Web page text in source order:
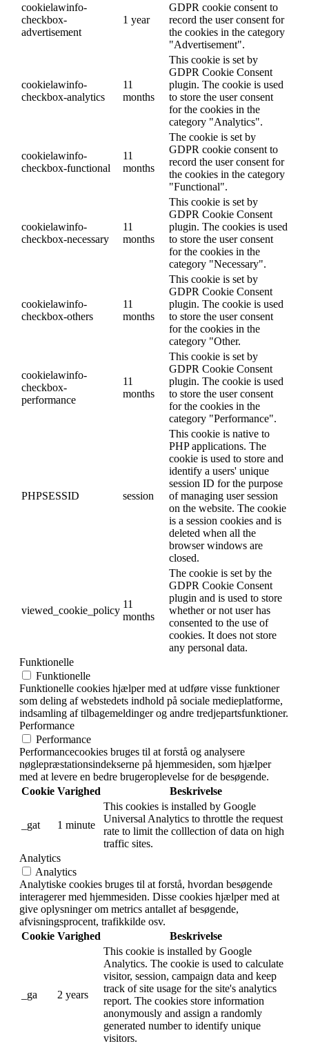
cookielawinfo-
checkbox-
advertisement
1 year
GDPR cookie consent to
record the user consent for
the cookies in the category
"Advertisement".
cookielawinfo-
checkbox-analytics
11
months
This cookie is set by
GDPR Cookie Consent
plugin. The cookie is used
to store the user consent
for the cookies in the
category "Analytics".
cookielawinfo-
checkbox-functional
11
months
The cookie is set by
GDPR cookie consent to
record the user consent for
the cookies in the category
"Functional".
cookielawinfo-
checkbox-necessary
11
months
This cookie is set by
GDPR Cookie Consent
plugin. The cookies is used
to store the user consent
for the cookies in the
category "Necessary".
cookielawinfo-
checkbox-others
11
months
This cookie is set by
GDPR Cookie Consent
plugin. The cookie is used
to store the user consent
for the cookies in the
category "Other.
cookielawinfo-
checkbox-
performance
11
months
This cookie is set by
GDPR Cookie Consent
plugin. The cookie is used
to store the user consent
for the cookies in the
category "Performance".
PHPSESSID session
This cookie is native to
PHP applications. The
cookie is used to store and
identify a users' unique
session ID for the purpose
of managing user session
on the website. The cookie
is a session cookies and is
deleted when all the
browser windows are
closed.
viewed_cookie_policy
11
months
The cookie is set by the
GDPR Cookie Consent
plugin and is used to store
whether or not user has
consented to the use of
cookies. It does not store
any personal data.
Funktionelle
Funktionelle
Funktionelle cookies hjælper med at udføre visse funktioner
som deling af webstedets indhold på sociale medieplatforme,
indsamling af tilbagemeldinger og andre tredjepartsfunktioner.
Performance
Performance
Performancecookies bruges til at forstå og analysere
nøglepræstationsindekserne på hjemmesiden, som hjælper
med at levere en bedre brugeroplevelse for de besøgende.
Cookie Varighed Beskrivelse
_gat 1 minute
This cookies is installed by Google
Universal Analytics to throttle the request
rate to limit the colllection of data on high
traffic sites.
Analytics
Analytics
Analytiske cookies bruges til at forstå, hvordan besøgende
interagerer med hjemmesiden. Disse cookies hjælper med at
give oplysninger om metrics antallet af besøgende,
afvisningsprocent, trafikkilde osv.
Cookie Varighed Beskrivelse
_ga 2 years
This cookie is installed by Google
Analytics. The cookie is used to calculate
visitor, session, campaign data and keep
track of site usage for the site's analytics
report. The cookies store information
anonymously and assign a randomly
generated number to identify unique
visitors.